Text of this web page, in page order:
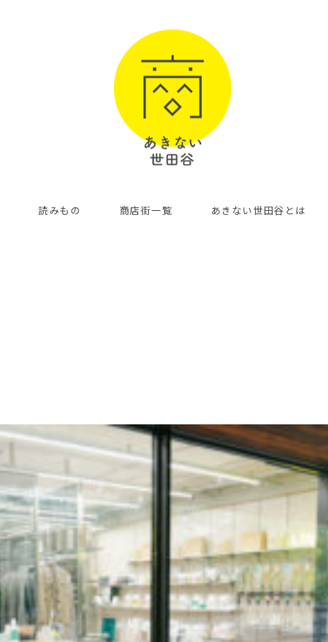
読みもの 商店街一覧 あきない世田谷とは